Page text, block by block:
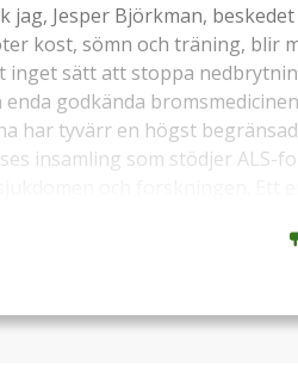
jag, Jesper Björkman,
kost, sömn och träning, blir
inget sätt att stoppa
enda godkända
har tyvärr en högst
insamling som stödjer ALS-
som stort. Du väljer själv